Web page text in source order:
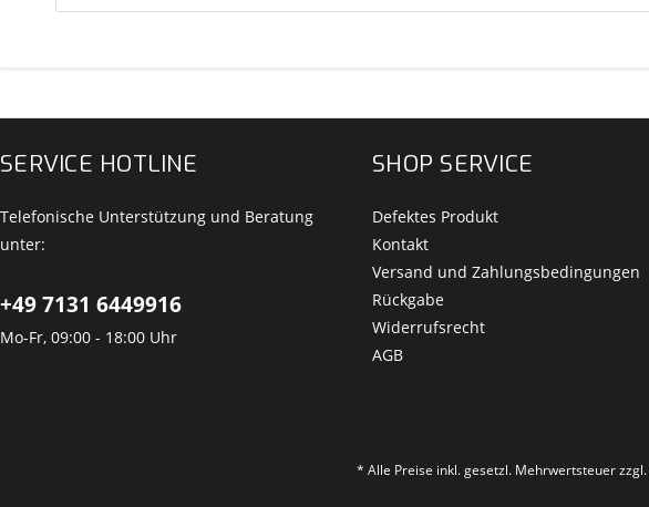
SERVICE HOTLINE
Telefonische Unterstützung und Beratung
unter:
+49 7131 6449916
Mo-Fr, 09:00 - 18:00 Uhr
SHOP SERVICE
Defektes Produkt
Kontakt
Versand und Zahlungsbedingungen
Rückgabe
Widerrufsrecht
AGB
* Alle Preise inkl. gesetzl. Mehrwertsteuer zzgl.